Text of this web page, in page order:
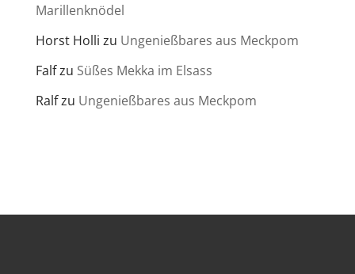
Marillenknödel
Horst Holli zu Ungenießbares aus Meckpom
Falfzu Süßes Mekka im Elsass
Ralfzu Ungenießbares aus Meckpom